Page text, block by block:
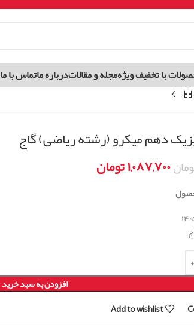
با تخفیف ویژهمجله و مقالاتدرباره ماتماس با ما
دهم میکرو (رشته ریاضی) گاج
۱,۰۸۷,۷۰۰تومان
افزودن به سبد خرید
Add to wishlist